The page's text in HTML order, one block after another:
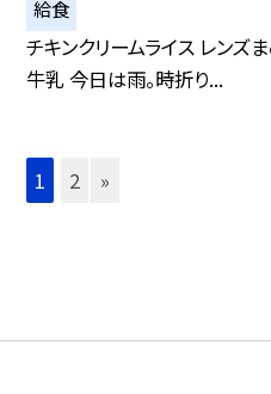
給食
チキンクリームライス レンズ
牛乳 今日は雨。時折り...
1 2 »